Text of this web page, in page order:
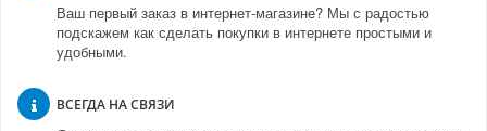
Ваш первый заказ в интернет-магазине? Мы с радостью
подскажем как сделать покупки в интернете простыми и
удобными.
ВСЕГДА НА СВЯЗИ